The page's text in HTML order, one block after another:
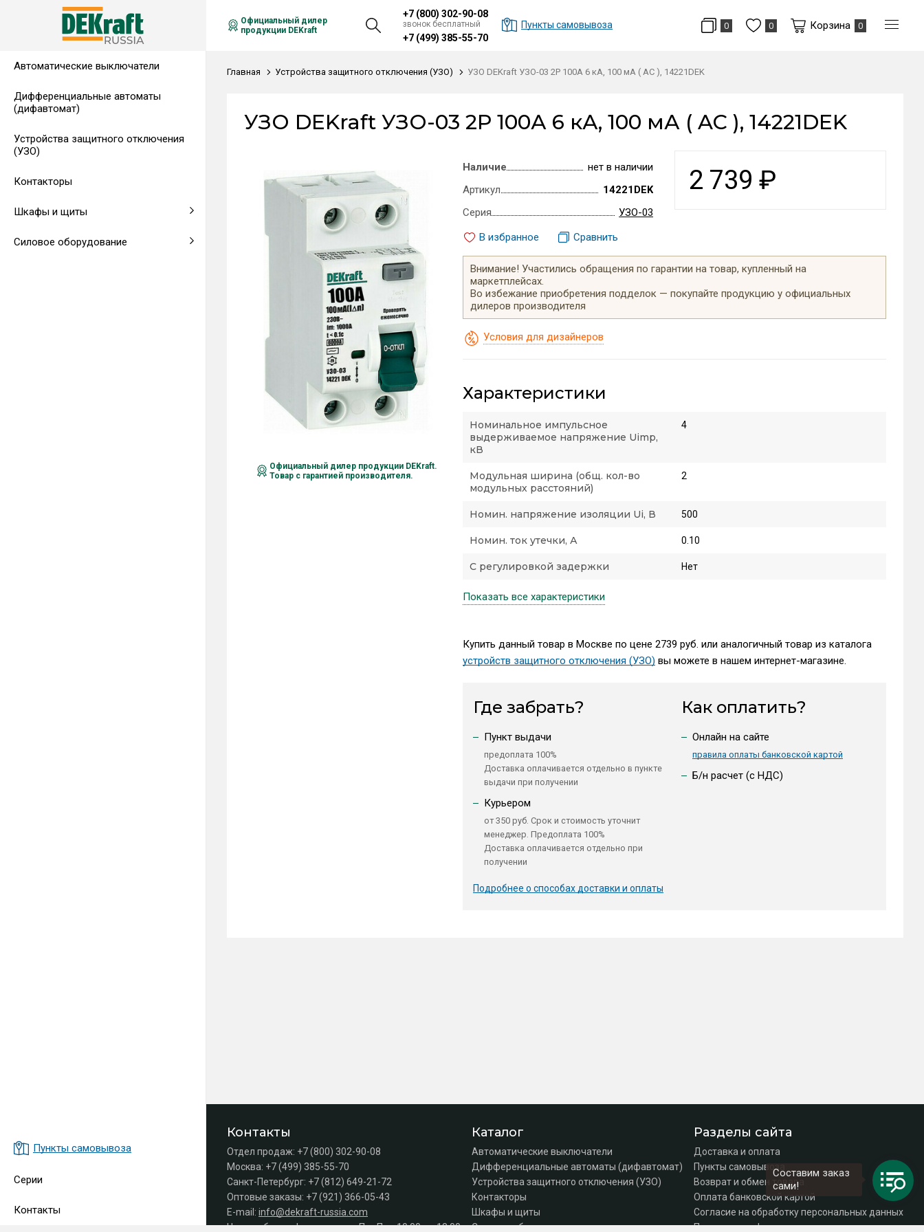
Автоматические выключатели
Дифференциальные автоматы
(дифавтомат)
Устройства защитного отключения
(УЗО)
Контакторы
Шкафы и щиты
Распределительные щиты,
Напольные щиты
Клеммы и комплектующие
Клеммы на DIN-рейку
Аксессуары для щитов
Силовое оборудование
Автоматические выключатели в
Аксессуары
Предохранители
Щитовые приборы
Амперметры
Автоматические воздушные
выключатели
Воздушные автоматические
Пункты самовывоза
Серии
Контакты
Официальный дилер
продукции DEKraft
+7 (800) 302-90-08
звонок бесплатный
+7 (499) 385-55-70
Пункты самовывоза 0 0 Корзина 0
Главная Устройства защитного отключения (УЗО) УЗО DEKraft УЗО-03 2P 100А 6 кА, 100 мА ( AC ), 14221DEK
УЗО DEKraft УЗО-03 2P 100А 6 кА, 100 мА ( AC ), 14221DEK
Официальный дилер продукции DEKraft.
Товар с гарантией производителя.
2 739 ₽
Наличие
нет в наличии
Артикул
14221DEK
Серия
УЗО-03
В избранное
Сравнить
Внимание! Участились обращения по гарантии на товар, купленный на
маркетплейсах.
Во избежание приобретения подделок — покупайте продукцию у официальных
дилеров производителя
Условия для дизайнеров
Характеристики
Номинальное импульсное
выдерживаемое напряжение Uimp,
кВ
4
Модульная ширина (общ. кол-во
модульных расстояний)
2
Номин. напряжение изоляции Ui, В 500
Номин. ток утечки, А 0.10
С регулировкой задержки Нет
Показать все характеристики
Купить данный товар в Москве по цене 2739 руб. или аналогичный товар из каталога
устройств защитного отключения (УЗО) вы можете в нашем интернет-магазине.
Где забрать?
Пункт выдачи
предоплата 100%
Доставка оплачивается отдельно в пункте
выдачи при получении
Курьером
от 350 руб. Срок и стоимость уточнит
менеджер. Предоплата 100%
Доставка оплачивается отдельно при
получении
Подробнее о способах доставки и оплаты
Как оплатить?
Онлайн на сайте
правила оплаты банковской картой
Б/н расчет (c НДС)
Контакты
Отдел продаж: +7 (800) 302-90-08
Москва: +7 (499) 385-55-70
Санкт-Петербург: +7 (812) 649-21-72
Оптовые заказы: +7 (921) 366-05-43
E-mail: info@dekraft-russia.com
Часы работы офиса продаж: Пн–Пт с 10:00 до 18:00
Каталог
Автоматические выключатели
Дифференциальные автоматы (дифавтомат)
Устройства защитного отключения (УЗО)
Контакторы
Шкафы и щиты
Силовое оборудование
Разделы сайта
Доставка и оплата
Пункты самовывоза
Возврат и обмен товара
Оплата банковской картой
Согласие на обработку персональных данных
Политика конфиденциальности
Составим заказ
сами!